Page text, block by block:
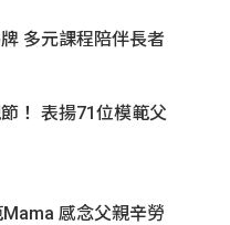
多元課程陪伴長者
！ 表揚71位模範父
感念父親辛勞